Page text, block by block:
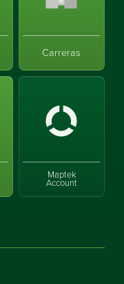
Carreras
Maptek
Account